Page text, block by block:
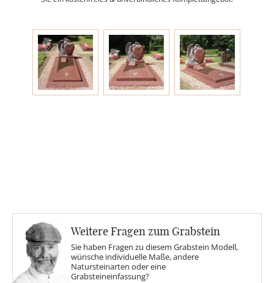
Stelen
Findling
Weitere Fragen zum Grabstein
Sie haben Fragen zu diesem Grabstein Modell,
wünsche individuelle Maße, andere
Natursteinarten oder eine
Grabsteineinfassung?